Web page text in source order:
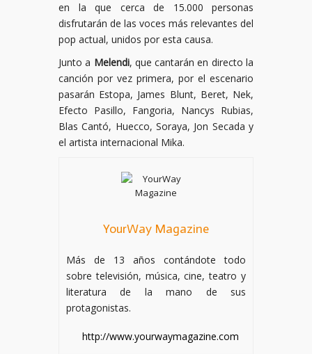
en la que cerca de 15.000 personas
disfrutarán de las voces más relevantes del
pop actual, unidos por esta causa.
Junto a Melendi, que cantarán en directo la
canción por vez primera, por el escenario
pasarán Estopa, James Blunt, Beret, Nek,
Efecto Pasillo, Fangoria, Nancys Rubias,
Blas Cantó, Huecco, Soraya, Jon Secada y
el artista internacional Mika.
YourWay Magazine
Más de 13 años contándote todo
sobre televisión, música, cine, teatro y
literatura de la mano de sus
protagonistas.
http://www.yourwaymagazine.com